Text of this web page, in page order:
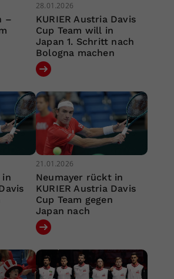
–
28.01.2026
KURIER Austria Davis
Cup Team will in
Japan 1. Schritt nach
Bologna machen
in
21.01.2026
Neumayer rückt in
KURIER Austria Davis
Cup Team gegen
Japan nach